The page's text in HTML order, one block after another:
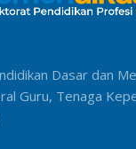
Dasar dan
Guru, Tenaga